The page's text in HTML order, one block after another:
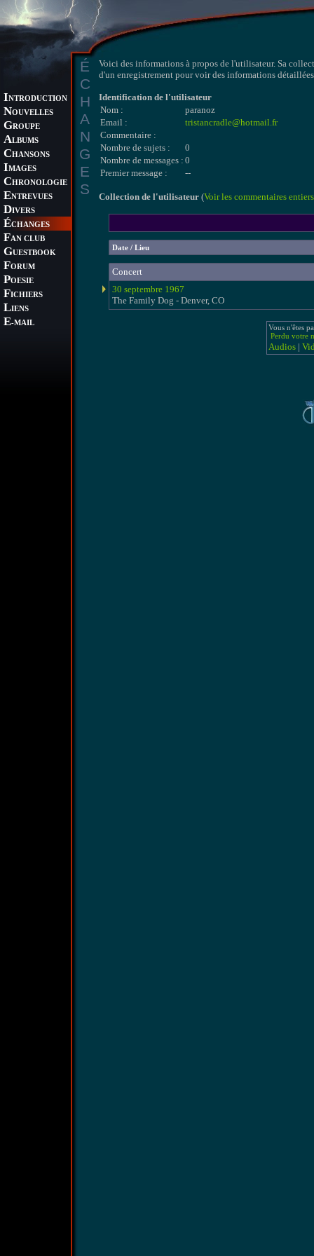
INTRODUCTION
NOUVELLES
GROUPE
ALBUMS
CHANSONS
IMAGES
CHRONOLOGIE
ENTREVUES
DIVERS
ÉCHANGES
FAN CLUB
GUESTBOOK
FORUM
POESIE
FICHIERS
LIENS
E-MAIL
É
C
H
A
N
G
E
S
Voici des informations à propos de l'utilisateur. Sa
d'un enregistrement pour voir des informations
Identification de l'utilisateur
Nom :
paranoz
Email :
tristancradle@hotmail.fr
Commentaire :
Nombre de sujets :
0
Nombre de messages : 0
Premier message :
--
Collection de l'utilisateur (Voir les commentaires entiers
Date / Lieu
Concert
30 septembre 1967
The Family Dog - Denver, CO
Vous n'êtes
Perdu votre
Audios|